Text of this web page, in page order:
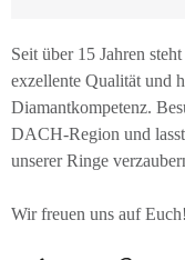
Seit über 15 Jahren
exzellente Qualität und
Diamantkompetenz.
DACH-Region und
unserer Ringe
Wir freuen uns auf Euch!